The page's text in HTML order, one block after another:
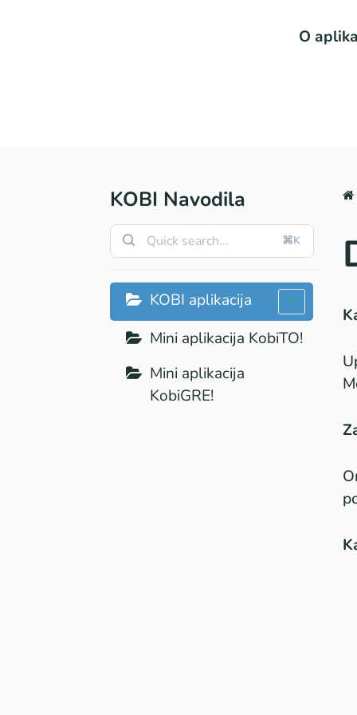
O
KOBI Navodila
⌘K
KOBI aplikacija
Mini aplikacija KobiTO!
Mini aplikacija
KobiGRE!